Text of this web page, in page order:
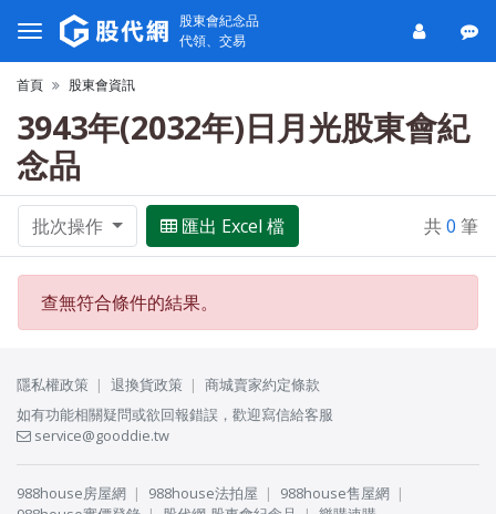
股東會紀念品
代領、交易
首頁 股東會資訊
3943年(2032年)日月光股東會紀
念品
批次操作 匯出 Excel 檔 共0 筆
查無符合條件的結果。
隱私權政策 退換貨政策
商城賣家約定條款
如有功能相關疑問或欲回報錯誤，歡迎寫信給客服
service@gooddie.tw
988house房屋網 988house法拍屋
988house售屋網